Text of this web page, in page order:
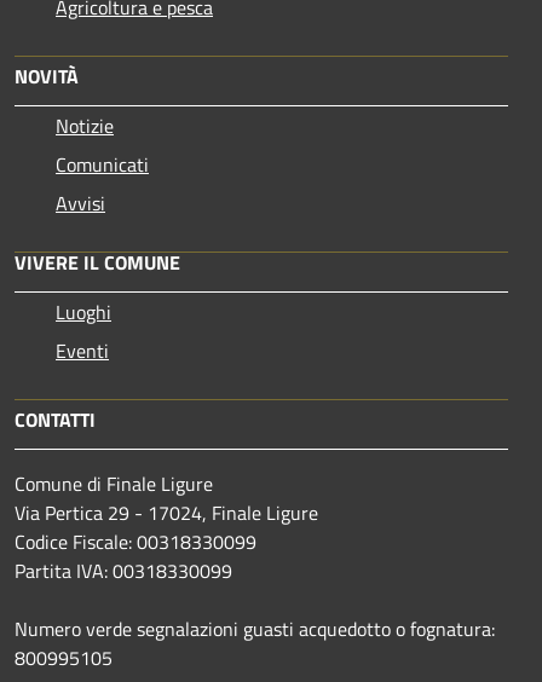
Agricoltura e pesca
NOVITÀ
Notizie
Comunicati
Avvisi
VIVERE IL COMUNE
Luoghi
Eventi
CONTATTI
Comune di Finale Ligure
Via Pertica 29 - 17024, Finale Ligure
Codice Fiscale: 00318330099
Partita IVA: 00318330099
Numero verde segnalazioni guasti acquedotto o fognatura:
800995105